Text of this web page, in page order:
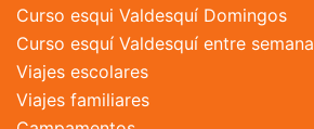
Curso esqui Valdesquí Domingos
Curso esquí Valdesquí entre semana
Viajes escolares
Viajes familiares